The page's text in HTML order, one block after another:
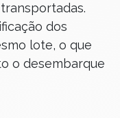
dos
lote, o que
o desembarque